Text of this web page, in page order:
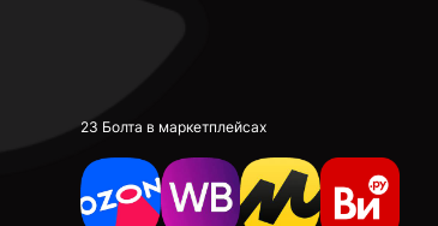
23 Болта в маркетплейсах